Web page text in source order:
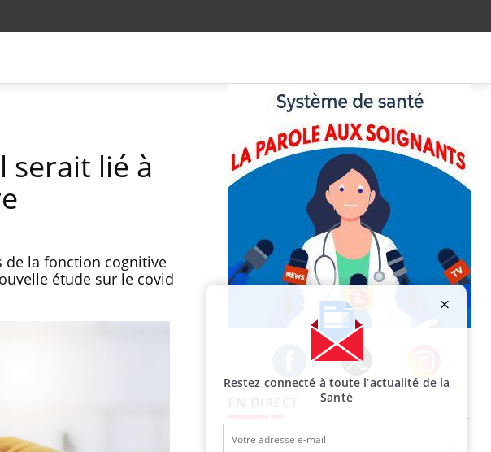
serait lié à
la fonction cognitive
étude sur le covid
Facebook Twitter Instagram
Restez connecté à toute l’actualité de la
Santé